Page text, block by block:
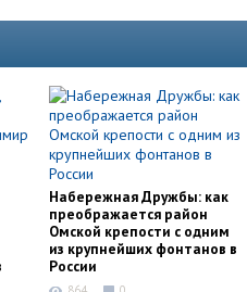
Набережная Дружбы: как
преображается район
Омской крепости с одним
из крупнейших фонтанов в
России